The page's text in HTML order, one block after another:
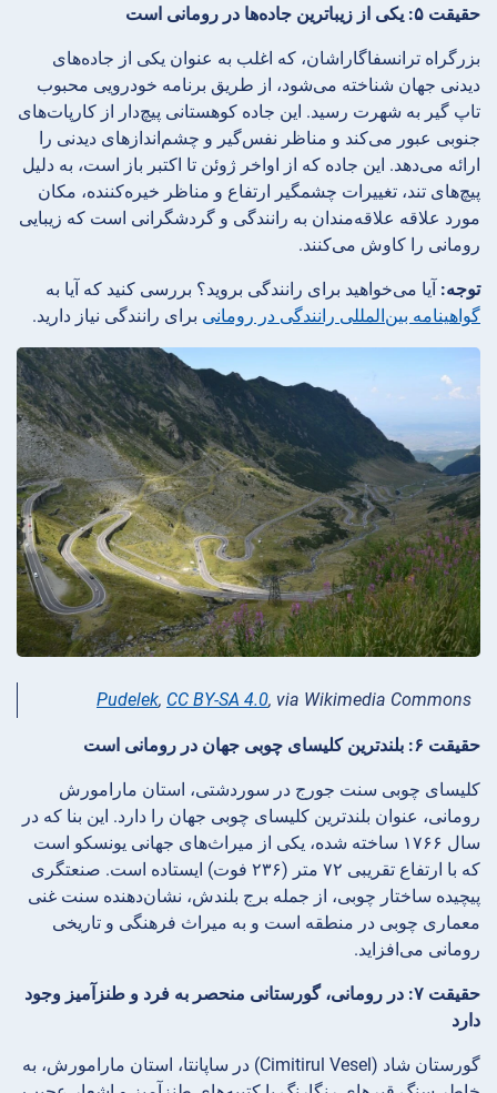
حقیقت ۵: یکی از زیباترین جاده‌ها در رومانی است
بزرگراه ترانسفاگاراشان، که اغلب به عنوان یکی از جاده‌های
دیدنی جهان شناخته می‌شود، از طریق برنامه خودرویی محبوب
تاپ گیر به شهرت رسید. این جاده کوهستانی پیچ‌دار از کارپات‌های
جنوبی عبور می‌کند و مناظر نفس‌گیر و چشم‌اندازهای دیدنی را
ارائه می‌دهد. این جاده که از اواخر ژوئن تا اکتبر باز است، به دلیل
پیچ‌های تند، تغییرات چشمگیر ارتفاع و مناظر خیره‌کننده، مکان
مورد علاقه علاقه‌مندان به رانندگی و گردشگرانی است که زیبایی
رومانی را کاوش می‌کنند.
توجه: آیا می‌خواهید برای رانندگی بروید؟ بررسی کنید که آیا به
گواهینامه بین‌المللی رانندگی در رومانی برای رانندگی نیاز دارید.
Pudelek, CC BY-SA 4.0, via Wikimedia Commons
حقیقت ۶: بلندترین کلیسای چوبی جهان در رومانی است
کلیسای چوبی سنت جورج در سوردشتی، استان مارامورش
رومانی، عنوان بلندترین کلیسای چوبی جهان را دارد. این بنا که در
سال ۱۷۶۶ ساخته شده، یکی از میراث‌های جهانی یونسکو است
که با ارتفاع تقریبی ۷۲ متر (۲۳۶ فوت) ایستاده است. صنعتگری
پیچیده ساختار چوبی، از جمله برج بلندش، نشان‌دهنده سنت غنی
معماری چوبی در منطقه است و به میراث فرهنگی و تاریخی
رومانی می‌افزاید.
حقیقت ۷: در رومانی، گورستانی منحصر به فرد و طنزآمیز وجود
دارد
گورستان شاد (Cimitirul Vesel) در ساپانتا، استان مارامورش، به